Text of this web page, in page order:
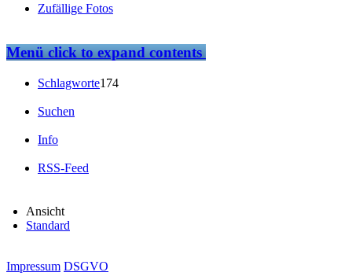
Zufällige Fotos
Menüclick to expand contents
Schlagworte174
Suchen
Info
RSS-Feed
Ansicht
Standard
Impressum DSGVO